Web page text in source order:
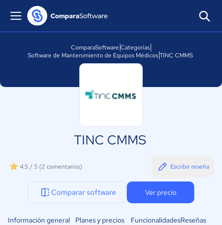
ComparaSoftware Categorías
Software de Mantenimiento de Equipos MédicosTINC CMMS
TINC CMMS
4.5 / 5 (2 comentarios) Escribir reseña
Comparar software Ver precio
Información general Planes y precios FuncionalidadesReseñas